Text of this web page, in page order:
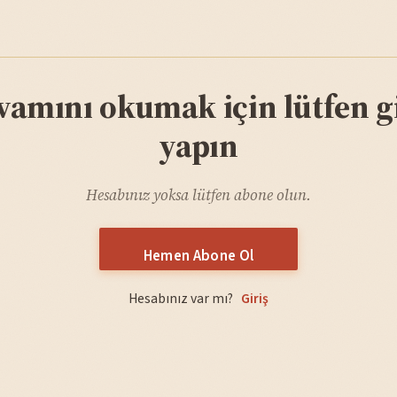
okumak için lütfen
yapın
Hesabınız yoksa lütfen abone olun.
Hemen Abone Ol
Hesabınız var mı? Giriş